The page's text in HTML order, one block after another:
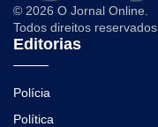
© 2026 O Jornal Online.
Todos direitos reservados.
Editorias
Polícia
Política